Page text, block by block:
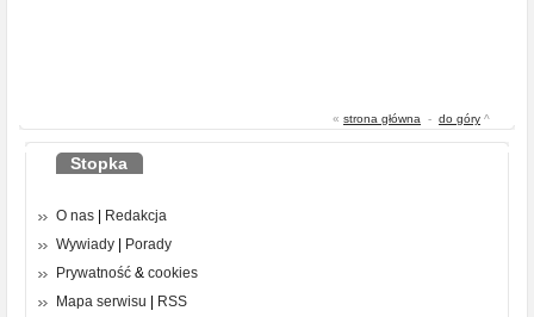
« strona główna - do góry ^
Stopka
O nas
Redakcja
Wywiady
Porady
Prywatność & cookies
Mapa serwisu
RSS